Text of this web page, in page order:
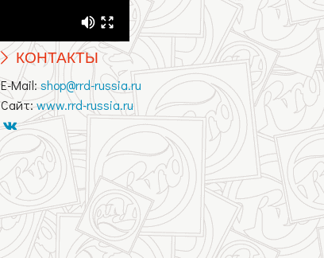
КОНТАКТЫ
E-Mail:shop@rrd-russia.ru
Сайт:www.rrd-russia.ru